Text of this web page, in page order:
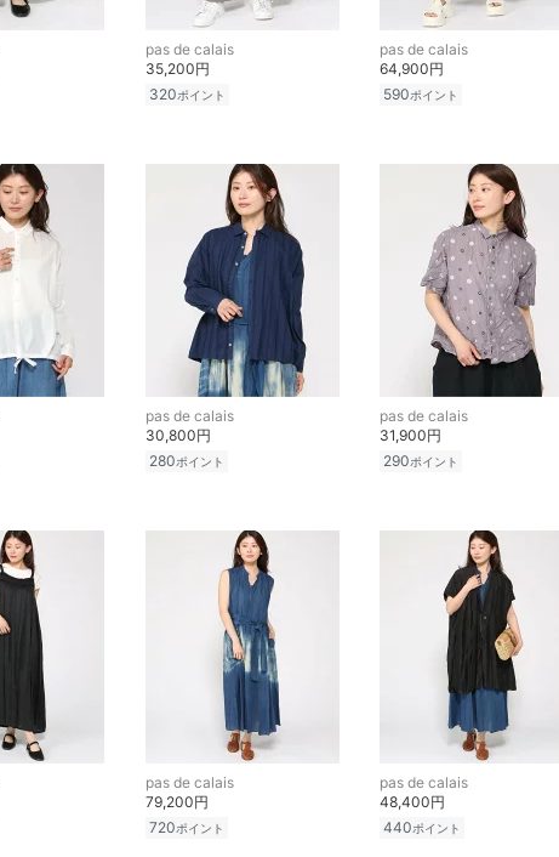
pas de calais
35,200円
320ポイント
pas de calais
64,900円
590ポイント
pas de calais
30,800円
280ポイント
pas de calais
31,900円
290ポイント
pas de calais
79,200円
720ポイント
pas de calais
48,400円
440ポイント